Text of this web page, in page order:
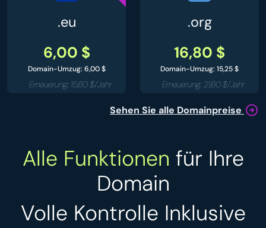
.eu
6,00 $
Domain-Umzug: 6,00 $
Erneuerung: 15,60 $/Jahr
.org
16,80 $
Domain-Umzug: 15,25 $
Erneuerung: 21,60 $/Jahr
Sehen Sie alle Domainpreise
Alle Funktionen für Ihre
Domain
Volle Kontrolle Inklusive